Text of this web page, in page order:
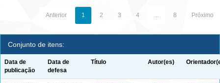
Anterior 1 2 3 4 ... 8 Próximo
Conjunto de itens:
Data de
publicação
Data de
defesa
Título Autor(es)